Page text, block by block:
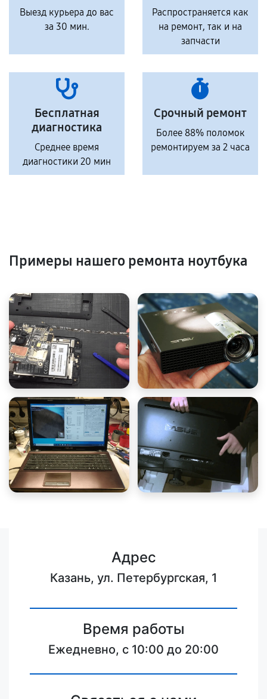
Выезд курьера до вас
за 30 мин.
Распространяется как
на ремонт, так и на
запчасти
Бесплатная
диагностика
Среднее время
диагностики 20 мин
Срочный ремонт
Более 88% поломок
ремонтируем за 2 часа
Примеры нашего ремонта ноутбука
Адрес
Казань, ул. Петербургская, 1
Время работы
Ежедневно, с 10:00 до 20:00